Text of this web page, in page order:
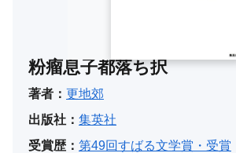
粉瘤息子都落ち択
著者： 更地郊
出版社： 集英社
受賞歴： 第49回すばる文学賞・受賞